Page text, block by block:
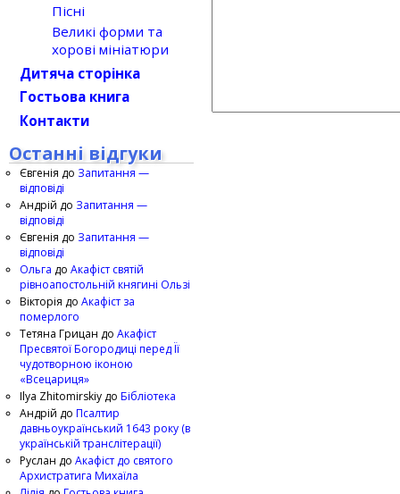
Пісні
Великі форми та
хорові мініатюри
Дитяча сторінка
Гостьова книга
Контакти
Останні відгуки
Євгенія до Запитання —
відповіді
Андрій до Запитання —
відповіді
Євгенія до Запитання —
відповіді
Ольга до Акафіст святій
рівноапостольній княгині Ользі
Вікторія до Акафіст за
померлого
Тетяна Грицан до Акафіст
Пресвятої Богородиці перед Її
чудотворною іконою
«Всецариця»
Ilya Zhitomirskiy до Бібліотека
Андрій до Псалтир
давньоукраїнський 1643 року (в
українській транслітерації)
Руслан до Акафіст до святого
Архистратига Михаїла